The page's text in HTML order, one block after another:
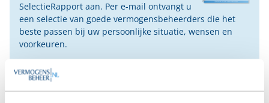
SelectieRapport aan. Per e-mail ontvangt u
een selectie van goede vermogensbeheerders die het
beste passen bij uw persoonlijke situatie, wensen en
voorkeuren.
Gratis Selectierapport